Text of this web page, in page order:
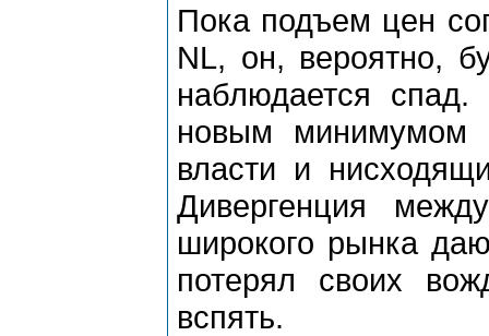
Пока подъем цен
NL, он, вероятно,
наблюдается
новым минимумом
власти и
Дивергенция
широкого рынка
потерял своих
вспять.